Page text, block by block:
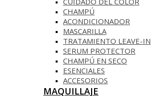
CHAMPÚ
ACONDICIONADOR
MASCARILLA
TRATAMIENTO LEAVE-IN
SERUM PROTECTOR
CHAMPÚ EN SECO
ESENCIALES
ACCESORIOS
MAQUILLAJE